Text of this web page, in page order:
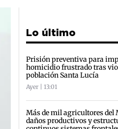
Lo último
Prisión preventiva para
homicidio frustrado tras
población Santa Lucía
Ayer | 13:01
Más de mil agricultores del
daños productivos y